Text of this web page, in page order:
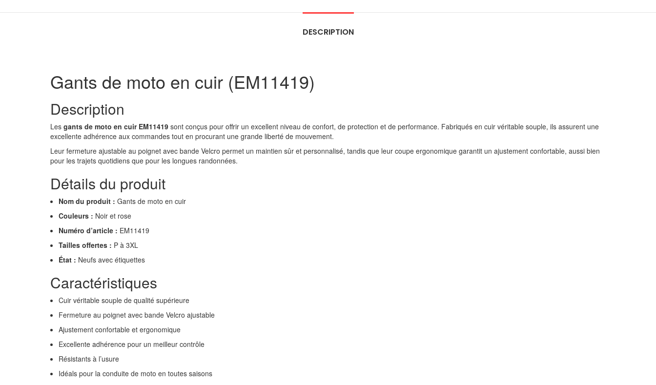
DESCRIPTION
Gants de moto en cuir (EM11419)
Description
Les gants de moto en cuir EM11419 sont conçus pour offrir un excellent niveau de confort, de protection et de performance. Fabriqués en cuir véritable souple, ils assurent une
excellente adhérence aux commandes tout en procurant une grande liberté de mouvement.
Leur fermeture ajustable au poignet avec bande Velcro permet un maintien sûr et personnalisé, tandis que leur coupe ergonomique garantit un ajustement confortable, aussi bien
pour les trajets quotidiens que pour les longues randonnées.
Détails du produit
Nom du produit : Gants de moto en cuir
Couleurs : Noir et rose
Numéro d’article : EM11419
Tailles offertes : P à 3XL
État : Neufs avec étiquettes
Caractéristiques
Cuir véritable souple de qualité supérieure
Fermeture au poignet avec bande Velcro ajustable
Ajustement confortable et ergonomique
Excellente adhérence pour un meilleur contrôle
Résistants à l’usure
Idéals pour la conduite de moto en toutes saisons